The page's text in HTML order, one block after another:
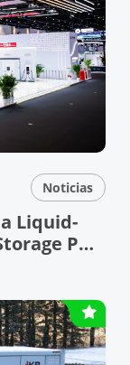
Noticias
Liquid-
PCS